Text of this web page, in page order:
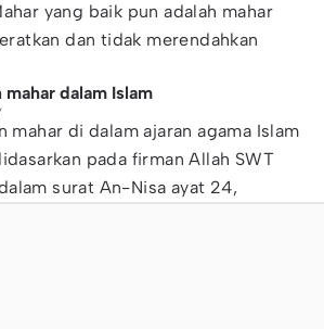
yang baik pun adalah mahar
dan tidak merendahkan
dalam Islam
mahar di dalam ajaran agama Islam
pada firman Allah SWT
surat An-Nisa ayat 24,